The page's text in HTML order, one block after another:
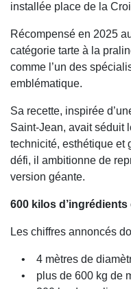
installée place de la
Récompensé en 2025
catégorie tarte à la
comme l’un des
emblématique.
Sa recette, inspirée
Saint-Jean, avait séduit
technicité, esthétique et
défi, il ambitionne de
version géante.
600 kilos
Les chiffres annoncés
• 4 mètres de
• plus de 600 kg de